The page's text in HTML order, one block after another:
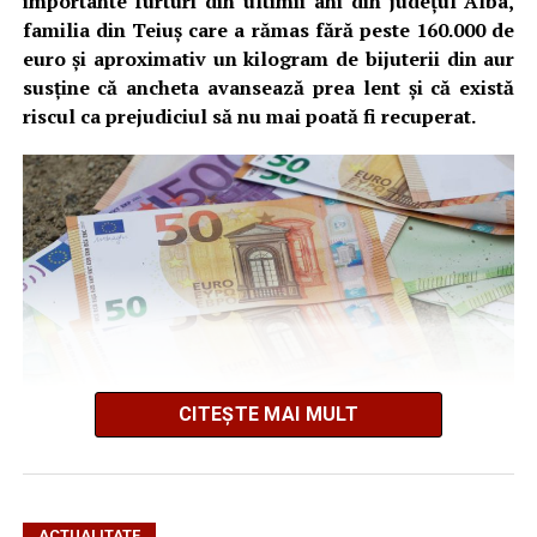
familia din Teiuș care a rămas fără peste 160.000 de
euro și aproximativ un kilogram de bijuterii din aur
susține că ancheta avansează prea lent și că există
riscul ca prejudiciul să nu mai poată fi recuperat.
Cum s-a produs spargerea
CITEȘTE MAI MULT